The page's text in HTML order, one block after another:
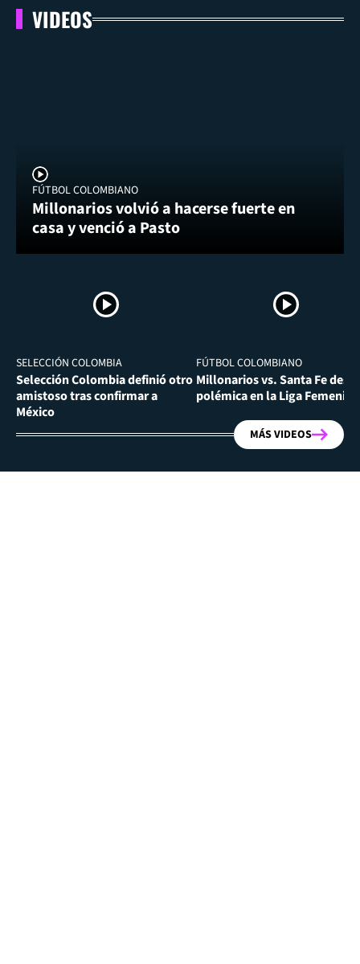
VIDEOS
FÚTBOL COLOMBIANO
Millonarios volvió a hacerse fuerte en
casa y venció a Pasto
SELECCIÓN COLOMBIA
Selección Colombia definió otro
amistoso tras confirmar a
México
FÚTBOL COLOMBIANO
Millonarios vs. Santa Fe
polémica en la Liga Femenina
MÁS VIDEOS